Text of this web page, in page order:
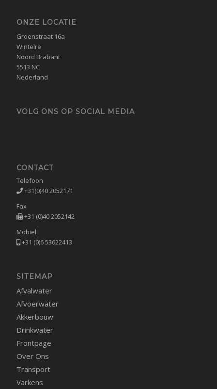
ONZE LOCATIE
Groenstraat 16a
Wintelre
Noord Brabant
5513 NC
Nederland
VOLG ONS OP SOCIAL MEDIA
CONTACT
Telefoon
+31(0)40 2052171
Fax
+31 (0)40 2052142
Mobiel
+31 (0)6 53622413
SITEMAP
Afvalwater
Afvoerwater
Akkerbouw
Drinkwater
Frontpage
Over Ons
Transport
Varkens